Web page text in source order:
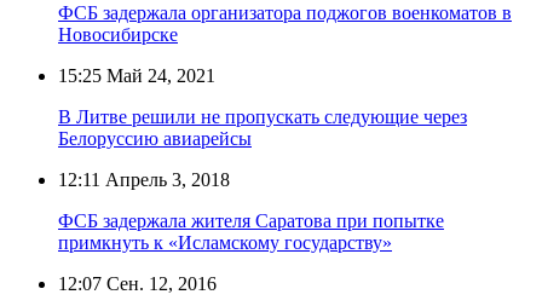
ФСБ задержала организатора поджогов военкоматов в
Новосибирске
15:25 Май 24, 2021
В Литве решили не пропускать следующие через
Белоруссию авиарейсы
12:11 Апрель 3, 2018
ФСБ задержала жителя Саратова при попытке
примкнуть к «Исламскому государству»
12:07 Сен. 12, 2016